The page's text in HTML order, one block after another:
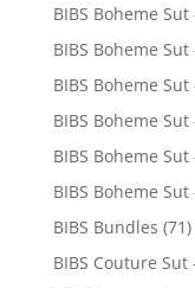
BIBS Boheme
BIBS Boheme
BIBS Boheme
BIBS Boheme
BIBS Boheme
BIBS Boheme
BIBS Bundles (71)
BIBS Couture